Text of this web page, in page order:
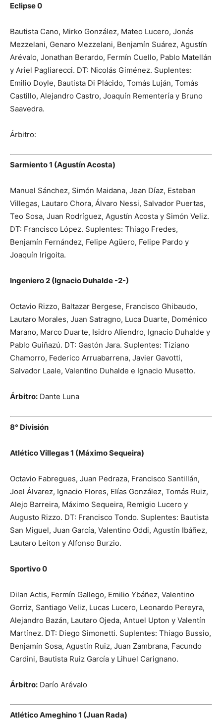
Eclipse 0
Bautista Cano, Mirko González, Mateo Lucero, Jonás
Mezzelani, Genaro Mezzelani, Benjamín Suárez, Agustín
Arévalo, Jonathan Berardo, Fermín Cuello, Pablo Matellán
y Ariel Pagliarecci. DT: Nicolás Giménez. Suplentes:
Emilio Doyle, Bautista Di Plácido, Tomás Luján, Tomás
Castillo, Alejandro Castro, Joaquín Rementería y Bruno
Saavedra.
Árbitro:
Sarmiento 1 (Agustín Acosta)
Manuel Sánchez, Simón Maidana, Jean Díaz, Esteban
Villegas, Lautaro Chora, Álvaro Nessi, Salvador Puertas,
Teo Sosa, Juan Rodríguez, Agustín Acosta y Simón Veliz.
DT: Francisco López. Suplentes: Thiago Fredes,
Benjamín Fernández, Felipe Agüero, Felipe Pardo y
Joaquín Irigoita.
Ingeniero 2 (Ignacio Duhalde -2-)
Octavio Rizzo, Baltazar Bergese, Francisco Ghibaudo,
Lautaro Morales, Juan Satragno, Luca Duarte, Doménico
Marano, Marco Duarte, Isidro Aliendro, Ignacio Duhalde y
Pablo Guiñazú. DT: Gastón Jara. Suplentes: Tiziano
Chamorro, Federico Arruabarrena, Javier Gavotti,
Salvador Laale, Valentino Duhalde e Ignacio Musetto.
Árbitro: Dante Luna
8° División
Atlético Villegas 1 (Máximo Sequeira)
Octavio Fabregues, Juan Pedraza, Francisco Santillán,
Joel Álvarez, Ignacio Flores, Elías González, Tomás Ruiz,
Alejo Barreira, Máximo Sequeira, Remigio Lucero y
Augusto Rizzo. DT: Francisco Tondo. Suplentes: Bautista
San Miguel, Juan García, Valentino Oddi, Agustín Ibáñez,
Lautaro Leiton y Alfonso Burzio.
Sportivo 0
Dilan Actis, Fermín Gallego, Emilio Ybáñez, Valentino
Gorriz, Santiago Veliz, Lucas Lucero, Leonardo Pereyra,
Alejandro Bazán, Lautaro Ojeda, Antuel Upton y Valentín
Martínez. DT: Diego Simonetti. Suplentes: Thiago Bussio,
Benjamín Sosa, Agustín Ruiz, Juan Zambrana, Facundo
Cardini, Bautista Ruiz García y Lihuel Carignano.
Árbitro: Darío Arévalo
Atlético Ameghino 1 (Juan Rada)